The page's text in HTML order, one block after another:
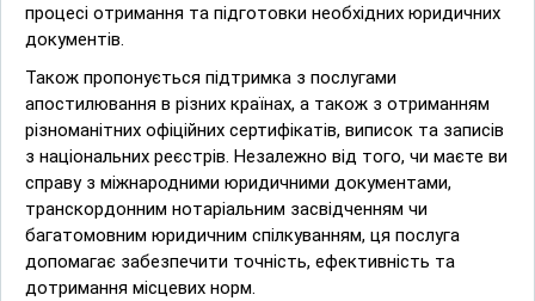
процесі отримання та підготовки необхідних юридичних
документів.
Також пропонується підтримка з послугами
апостилювання в різних країнах, а також з отриманням
різноманітних офіційних сертифікатів, виписок та записів
з національних реєстрів. Незалежно від того, чи маєте ви
справу з міжнародними юридичними документами,
транскордонним нотаріальним засвідченням чи
багатомовним юридичним спілкуванням, ця послуга
допомагає забезпечити точність, ефективність та
дотримання місцевих норм.